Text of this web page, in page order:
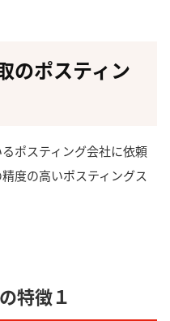
のポスティン
ポスティング会社に依頼
度の高いポスティングス
特徴１